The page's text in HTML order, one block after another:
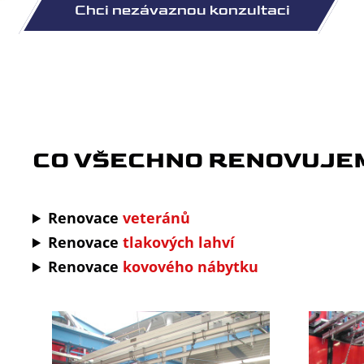
CO VŠECHNO
Renovace veteránů
Renovacetlakových lahví
Renovace kovového nábytku